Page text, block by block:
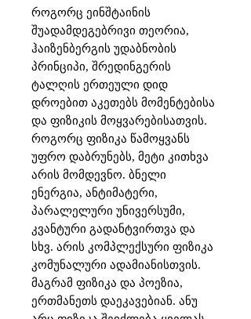
როგორც ეინშტაინის
შუადამდეგებრივი თეორია,
ჰაიზენბერგის უდაბნობის
პრინციპი, შრედინგერის
ტალღის ერთეული დიდ
დროებით აკეთებს მომენტებისა
და ფიზიკის მოყვარებისათვის.
როგორც ფიზიკა წამოყვანს
უფრო დაბრუნებს, მეტი კითხვა
არის მომდევნო. ბნელი
ენერგია, ანტიმატერი,
პარალელური უნივერსუმი,
კვანტური გადანტვირთვა და
სხვ. არის კომპლექსური ფიზიკა
კომუნალური ადამიანისთვის.
მაგრამ ფიზიკა და პოეზია,
ერთმანეთს დაეკავებიან. ანუ